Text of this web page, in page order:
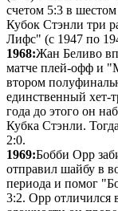
счетом 5:3 в
Кубок Стэнли три
Лифс" (с 1947 по
1968:Жан Беливо
матче плей-офф и
втором
единственный хет-
года до этого он
Кубка Стэнли.
2:0.
1969:Бобби Орр
отправил шайбу в
периода и помог
3:2. Орр отличился